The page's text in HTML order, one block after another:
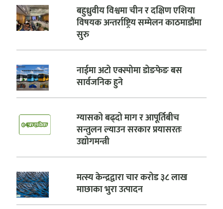
बहुध्रुवीय विश्वमा चीन र दक्षिण एशिया
विषयक अन्तर्राष्ट्रिय सम्मेलन काठमाडौंमा
सुरु
नाईमा अटो एक्स्पोमा डोङफेङ बस
सार्वजनिक हुने
ग्यासको बढ्दो माग र आपूर्तिबीच
सन्तुलन ल्याउन सरकार प्रयासरतः
उद्योगमन्त्री
मत्स्य केन्द्रद्वारा चार करोड ३८ लाख
माछाका भुरा उत्पादन